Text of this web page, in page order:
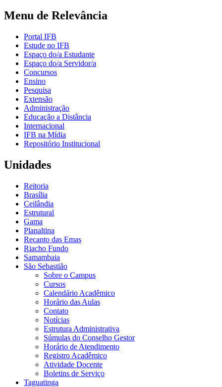
Menu de Relevância
Portal IFB
Estude no IFB
Espaço do/a Estudante
Espaço do/a Servidor/a
Concursos
Ensino
Pesquisa
Extensão
Administração
Educação a Distância
Internacional
IFB na Mídia
Repositório Institucional
Unidades
Reitoria
Brasília
Ceilândia
Estrutural
Gama
Planaltina
Recanto das Emas
Riacho Fundo
Samambaia
São Sebastião
Sobre o Campus
Cursos
Calendário Acadêmico
Horário das Aulas
Contato
Notícias
Estrutura Administrativa
Súmulas do Conselho Gestor
Horário de Atendimento
Registro Acadêmico
Atividade Docente
Boletins de Serviço
Taguatinga